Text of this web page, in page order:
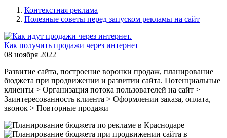
Контекстная реклама
Полезные советы перед запуском рекламы на сайт
Как получить продажи через интернет
08 ноября 2022
Развитие сайта, построение воронки продаж, планирование
бюджета при продвижении и развитии сайта. Потенциальные
клиенты > Организация потока пользователей на сайт >
Заинтересованность клиента > Оформлении заказа, оплата,
звонок > Повторные продажи